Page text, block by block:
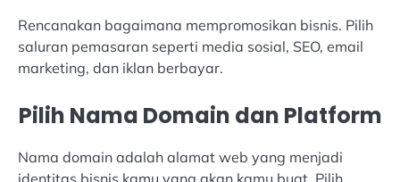
Rencanakan bagaimana mempromosikan bisnis. Pilih
saluran pemasaran seperti media sosial, SEO, email
marketing, dan iklan berbayar.
Pilih Nama Domain dan Platform
Nama domain adalah alamat web yang menjadi
identitas bisnis kamu yang akan kamu buat. Pilih